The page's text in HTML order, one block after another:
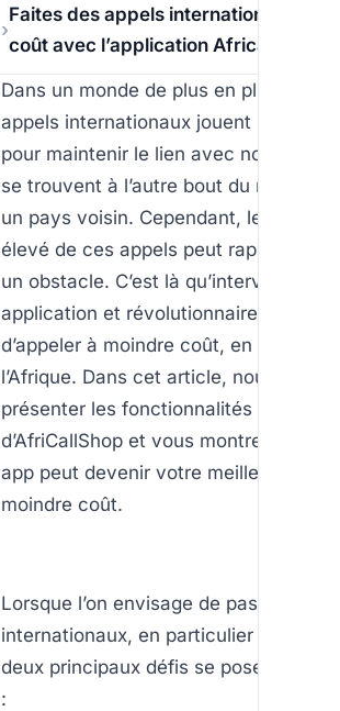
Faites des appels internationaux à
coût avec l’application AfricallShop
Dans un monde de plus en plus
appels internationaux jouent un rôle
pour maintenir le lien avec nos
se trouvent à l’autre bout du monde
un pays voisin. Cependant, le coût
élevé de ces appels peut rapidement
un obstacle. C’est là qu’intervient ,
application et révolutionnaire qui
d’appeler à moindre coût, en
l’Afrique. Dans cet article, nous allons
présenter les fonctionnalités
d’AfriCallShop et vous montrer
app peut devenir votre meilleur allié
moindre coût.
Lorsque l’on envisage de passer des
internationaux, en particulier vers
deux principaux défis se posent
: